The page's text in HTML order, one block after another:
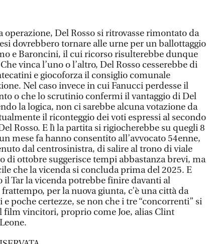
operazione, Del Rosso si ritrovasse rimontato da
dovrebbero tornare alle urne per un ballottaggio
e Baroncini, il cui ricorso risulterebbe dunque
vinca l’uno o l’altro, Del Rosso cesserebbe di
e giocoforza il consiglio comunale
Nel caso invece in cui Fanucci perdesse il
o che lo scrutinio confermi il vantaggio di Del
la logica, non ci sarebbe alcuna votazione da
il riconteggio dei voti espressi al secondo
Rosso. E lì la partita si rigiocherebbe su quegli 8
mese fa hanno consentito all’avvocato 54enne,
dal centrosinistra, di salire al trono di viale
di ottobre suggerisce tempi abbastanza brevi, ma
che la vicenda si concluda prima del 2025. E
il Tar la vicenda potrebbe finire davanti al
per la nuova giunta, c’è una città da
poche certezze, se non che i tre “concorrenti” si
film vincitori, proprio come Joe, alias Clint